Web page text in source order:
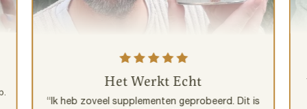
Het Werkt Echt
“Ik heb zoveel supplementen geprobeerd. Dit is